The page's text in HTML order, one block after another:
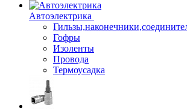
Автоэлектрика
Гофры
Изоленты
Провода
Термоусадка